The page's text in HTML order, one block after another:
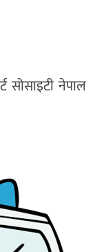
सोसाइटी नेपाल